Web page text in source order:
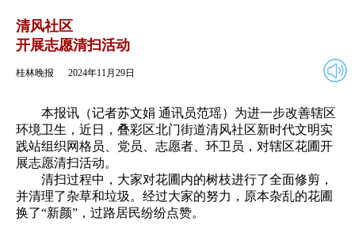
清风社区
开展志愿清扫活动
桂林晚报 2024年11月29日
本报讯（记者苏文娟 通讯员范瑶）为进一步改善辖区
环境卫生，近日，叠彩区北门街道清风社区新时代文明实
践站组织网格员、党员、志愿者、环卫员，对辖区花圃开
展志愿清扫活动。
清扫过程中，大家对花圃内的树枝进行了全面修剪，
并清理了杂草和垃圾。经过大家的努力，原本杂乱的花圃
换了“新颜”，过路居民纷纷点赞。